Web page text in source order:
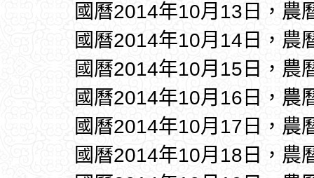
國曆2014年10月13日，農
國曆2014年10月14日，農
國曆2014年10月15日，農
國曆2014年10月16日，農
國曆2014年10月17日，農
國曆2014年10月18日，農